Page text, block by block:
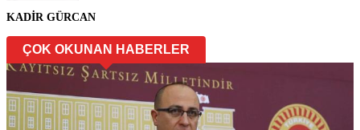
KADİR GÜRCAN
ÇOK OKUNAN HABERLER